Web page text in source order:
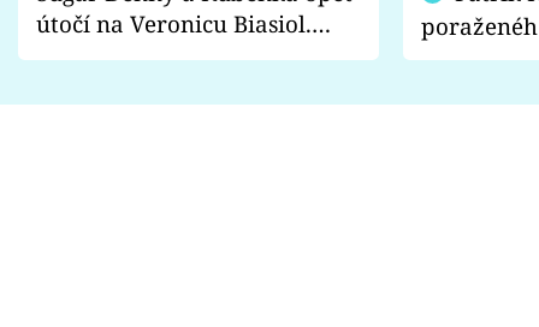
útočí na Veronicu Biasiol.
Proč je podle nich falešná a
fanoušci